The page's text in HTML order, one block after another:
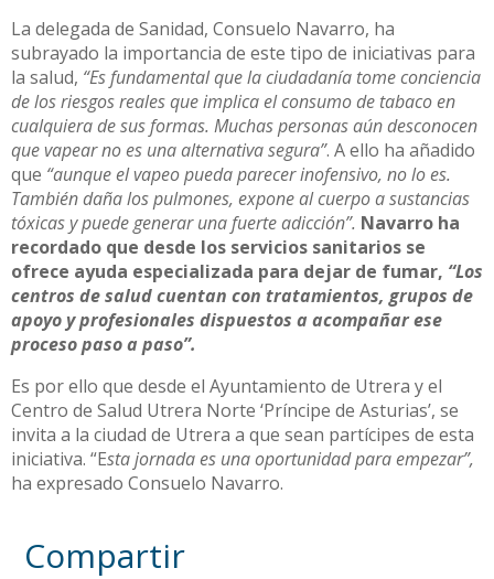
La delegada de Sanidad, Consuelo Navarro, ha
subrayado la importancia de este tipo de iniciativas para
la salud, “Es fundamental que la ciudadanía tome conciencia
de los riesgos reales que implica el consumo de tabaco en
cualquiera de sus formas. Muchas personas aún desconocen
que vapear no es una alternativa segura”. A ello ha añadido
que “aunque el vapeo pueda parecer inofensivo, no lo es.
También daña los pulmones, expone al cuerpo a sustancias
tóxicas y puede generar una fuerte adicción”. Navarro ha
recordado que desde los servicios sanitarios se
ofrece ayuda especializada para dejar de fumar, “Los
centros de salud cuentan con tratamientos, grupos de
apoyo y profesionales dispuestos a acompañar ese
proceso paso a paso”.
Es por ello que desde el Ayuntamiento de Utrera y el
Centro de Salud Utrera Norte ‘Príncipe de Asturias’, se
invita a la ciudad de Utrera a que sean partícipes de esta
iniciativa. “Esta jornada es una oportunidad para empezar”,
ha expresado Consuelo Navarro.
Compartir